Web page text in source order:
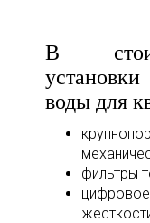
В
воды для
фильтры